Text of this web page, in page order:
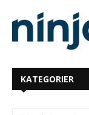
KATEGORIER